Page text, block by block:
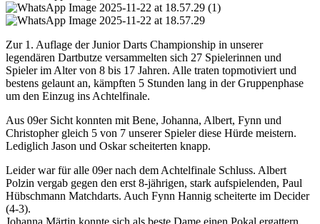
Zur 1. Auflage der Junior Darts Championship in unserer
legendären Dartbutze versammelten sich 27 Spielerinnen und
Spieler im Alter von 8 bis 17 Jahren. Alle traten topmotiviert und
bestens gelaunt an, kämpften 5 Stunden lang in der Gruppenphase
um den Einzug ins Achtelfinale.
Aus 09er Sicht konnten mit Bene, Johanna, Albert, Fynn und
Christopher gleich 5 von 7 unserer Spieler diese Hürde meistern.
Lediglich Jason und Oskar scheiterten knapp.
Leider war für alle 09er nach dem Achtelfinale Schluss. Albert
Polzin vergab gegen den erst 8-jährigen, stark aufspielenden, Paul
Hübschmann Matchdarts. Auch Fynn Hannig scheiterte im Decider
(4-3).
Johanna Märtin konnte sich als beste Dame einen Pokal ergattern.